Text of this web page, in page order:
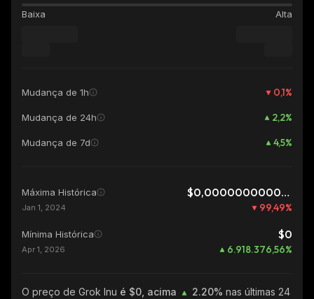
Baixa Alta
Mudança de 1h 0,1%
Mudança de 24h 2,2%
Mudança de 7d 4,5%
Máxima Histórica $0,0000000000044
Jan 1, 2024 99,49%
Mínima Histórica $0
Apr 1, 2026 6.918.376,56%
O preço de Grok Inu é $0, acima 2.20% nas últimas 24